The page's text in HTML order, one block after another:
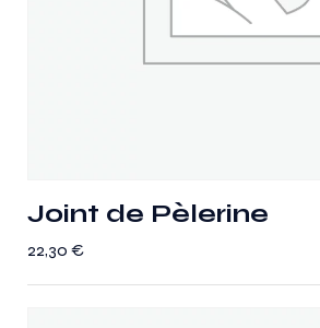
Joint de Pèlerine
22,30€